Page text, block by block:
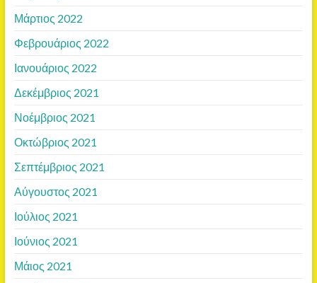
Μάρτιος 2022
Φεβρουάριος 2022
Ιανουάριος 2022
Δεκέμβριος 2021
Νοέμβριος 2021
Οκτώβριος 2021
Σεπτέμβριος 2021
Αύγουστος 2021
Ιούλιος 2021
Ιούνιος 2021
Μάιος 2021